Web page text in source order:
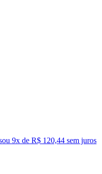
ou 9x de R$ 120,44 sem juros